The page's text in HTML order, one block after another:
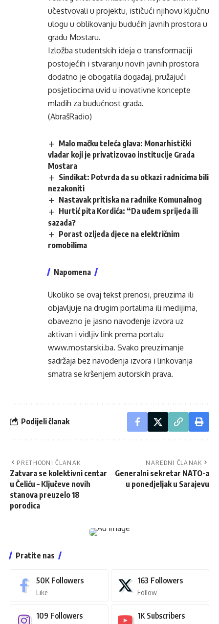
učestvovali u projektu, ističući njihovu ključnu
ulogu u oblikovanju budućih javnih prostora u
gradu Mostaru.
Izložba studentskih ideja o transformaciji
postojećih i stvaranju novih javnih prostora
dodatno je obogatila događaj, pružajući
posjetiocima uvid u inovativne koncepte
mladih za budućnost grada.
(AbrašRadio)
Malo mačku teleća glava: Monarhistički
vladar koji je privatizovao institucije Grada
Mostara
Sindikat: Potvrda da su otkazi radnicima bili
nezakoniti
Nastavak pritiska na radnike Komunalnog
Hurtić pita Kordića: “Da uđem sprijeda ili
sazada?
Porast ozljeda djece na električnim
romobilima
Napomena
Ukoliko se ovaj tekst prenosi, preuzima ili
objavljuje na drugim portalima ili medijima,
obavezno je jasno navođenje izvora uz
aktivan i vidljiv link prema portalu
www.mostarski.ba. Svako preuzimanje
sadržaja bez navođenja izvora i linkovanja
smatra se kršenjem autorskih prava.
Podijeli članak
PRETHODNI ČLANAK
Zatvara se kolektivni centar
u Čeliću – Ključeve novih
stanova preuzelo 18
porodica
NAREDNI ČLANAK
Generalni sekretar NATO-a
u ponedjeljak u Sarajevu
Pratite nas
50K Followers
Like
163 Followers
Follow
109 Followers 1K Subscribers